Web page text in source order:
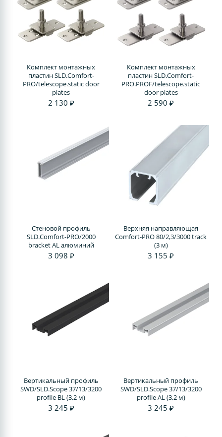
Комплект монтажных
пластин SLD.Comfort-
PRO/telescope.static door
plates
2 130 ₽
Комплект монтажных
пластин SLD.Comfort-
PRO.PROF/telescope.static
door plates
2 590 ₽
Стеновой профиль
SLD.Comfort-PRO/2000
bracket AL алюминий
3 098 ₽
Верхняя направляющая
Comfort-PRO 80/2,3/3000 track
(3 м)
3 155 ₽
Вертикальный профиль
SWD/SLD.Scope 37/13/3200
profile BL (3,2 м)
3 245 ₽
Вертикальный профиль
SWD/SLD.Scope 37/13/3200
profile AL (3,2 м)
3 245 ₽